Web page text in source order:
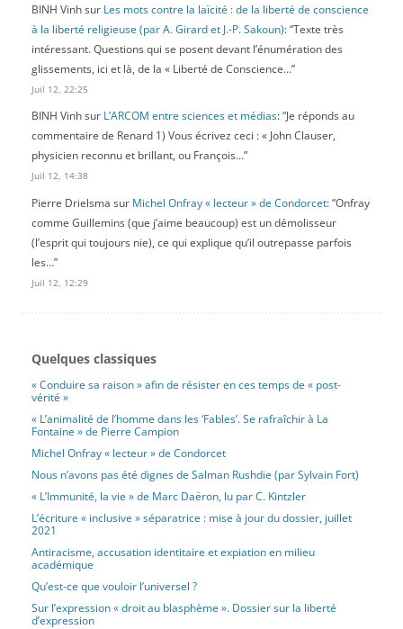
BINH Vinhsur Les mots contre la laïcité : de la liberté de conscience
à la liberté religieuse (par A. Girard et J.-P. Sakoun): “Texte très
intéressant. Questions qui se posent devant l’énumération des
glissements, ici et là, de la « Liberté de Conscience…”
Juil 12, 22:25
BINH Vinhsur L’ARCOM entre sciences et médias: “Je réponds au
commentaire de Renard 1) Vous écrivez ceci : « John Clauser,
physicien reconnu et brillant, ou François…”
Juil 12, 14:38
Pierre Drielsma sur Michel Onfray « lecteur » de Condorcet: “Onfray
comme Guillemins (que j’aime beaucoup) est un démolisseur
(l’esprit qui toujours nie), ce qui explique qu’il outrepasse parfois
les…”
Juil 12, 12:29
Quelques classiques
« Conduire sa raison » afin de résister en ces temps de « post-
vérité »
« L’animalité de l’homme dans les ‘Fables’. Se rafraîchir à La
Fontaine » de Pierre Campion
Michel Onfray « lecteur » de Condorcet
Nous n’avons pas été dignes de Salman Rushdie (par Sylvain Fort)
« L’Immunité, la vie » de Marc Daëron, lu par C. Kintzler
L’écriture « inclusive » séparatrice : mise à jour du dossier, juillet
2021
Antiracisme, accusation identitaire et expiation en milieu
académique
Qu’est-ce que vouloir l’universel ?
Sur l’expression « droit au blasphème ». Dossier sur la liberté
d’expression